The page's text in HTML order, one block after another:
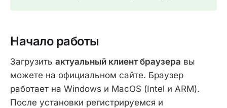
Начало работы
Загрузить актуальный клиент браузера вы
можете на официальном сайте. Браузер
работает на Windows и MacOS (Intel и ARM).
После установки регистрируемся и